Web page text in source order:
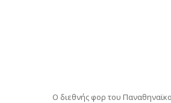
Ο διεθνής φορ του